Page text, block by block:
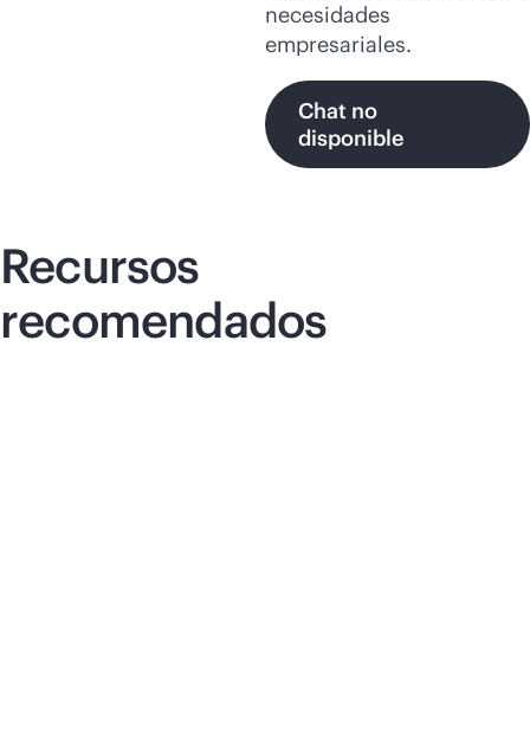
necesidades
empresariales.
Chat no
disponible
Recursos
recomendados